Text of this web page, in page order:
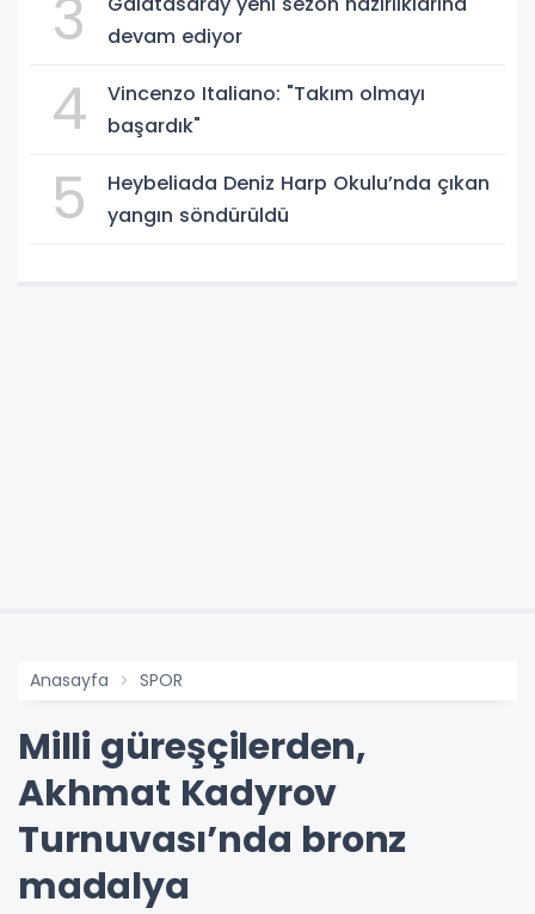
3
devam ediyor
4
Vincenzo Italiano: "Takım olmayı
başardık"
5
Heybeliada Deniz Harp Okulu’nda çıkan
yangın söndürüldü
Anasayfa SPOR
Milli güreşçilerden,
Akhmat Kadyrov
Turnuvası’nda bronz
madalya